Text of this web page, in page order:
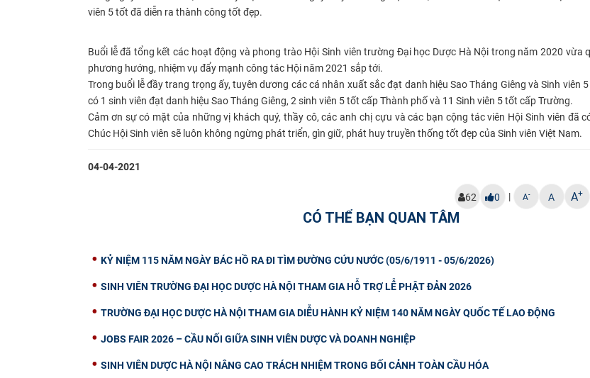
viên 5 tốt đã diễn ra thành công tốt đẹp.
Buổi lễ đã tổng kết các hoạt động và phong trào Hội Sinh viên trường Đại học Dược Hà Nội trong năm 2020 vừa
phương hướng, nhiệm vụ đẩy mạnh công tác Hội năm 2021 sắp tới.
Trong buổi lễ đầy trang trọng ấy, tuyên dương các cá nhân xuất sắc đạt danh hiệu Sao Tháng Giêng và Sinh viên
có 1 sinh viên đạt danh hiệu Sao Tháng Giêng, 2 sinh viên 5 tốt cấp Thành phố và 11 Sinh viên 5 tốt cấp Trường.
Cảm ơn sự có mặt của những vị khách quý, thầy cô, các anh chị cựu và các bạn cộng tác viên Hội Sinh viên đã
Chúc Hội Sinh viên sẽ luôn không ngừng phát triển, gìn giữ, phát huy truyền thống tốt đẹp của Sinh viên Việt Nam.
04-04-2021
62 0 | A- A A+
CÓ THỂ BẠN QUAN TÂM
KỶ NIỆM 115 NĂM NGÀY BÁC HỒ RA ĐI TÌM ĐƯỜNG CỨU NƯỚC (05/6/1911 - 05/6/2026)
SINH VIÊN TRƯỜNG ĐẠI HỌC DƯỢC HÀ NỘI THAM GIA HỖ TRỢ LỄ PHẬT ĐẢN 2026
TRƯỜNG ĐẠI HỌC DƯỢC HÀ NỘI THAM GIA DIỄU HÀNH KỶ NIỆM 140 NĂM NGÀY QUỐC TẾ LAO ĐỘNG
JOBS FAIR 2026 – CẦU NỐI GIỮA SINH VIÊN DƯỢC VÀ DOANH NGHIỆP
SINH VIÊN DƯỢC HÀ NỘI NÂNG CAO TRÁCH NHIỆM TRONG BỐI CẢNH TOÀN CẦU HÓA